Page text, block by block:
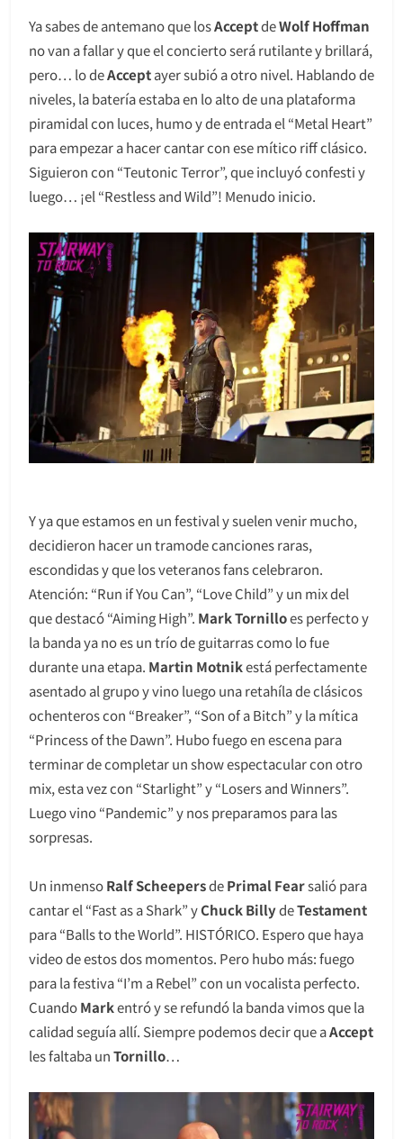
Ya sabes de antemano que losAcceptdeWolf Hoffman
no van a fallar y que el concierto será rutilante y brillará,
pero… lo deAcceptayer subió a otro nivel. Hablando de
niveles, la batería estaba en lo alto de una plataforma
piramidal con luces, humo y de entrada el “Metal Heart”
para empezar a hacer cantar con ese mítico riff clásico.
Siguieron con “Teutonic Terror”, que incluyó confesti y
luego… ¡el “Restless and Wild”! Menudo inicio.
Y ya que estamos en un festival y suelen venir mucho,
decidieron hacer un tramode canciones raras,
escondidas y que los veteranos fans celebraron.
Atención: “Run if You Can”, “Love Child” y un mix del
que destacó “Aiming High”. Mark Tornilloes perfecto y
la banda ya no es un trío de guitarras como lo fue
durante una etapa. Martin Motnikestá perfectamente
asentado al grupo y vino luego una retahíla de clásicos
ochenteros con “Breaker”, “Son of a Bitch” y la mítica
“Princess of the Dawn”. Hubo fuego en escena para
terminar de completar un show espectacular con otro
mix, esta vez con “Starlight” y “Losers and Winners”.
Luego vino “Pandemic” y nos preparamos para las
sorpresas.
Un inmensoRalf ScheepersdePrimal Fearsalió para
cantar el “Fast as a Shark” yChuck BillydeTestament
para “Balls to the World”. HISTÓRICO. Espero que haya
video de estos dos momentos. Pero hubo más: fuego
para la festiva “I’m a Rebel” con un vocalista perfecto.
CuandoMarkentró y se refundó la banda vimos que la
calidad seguía allí. Siempre podemos decir que aAccept
les faltaba unTornillo…